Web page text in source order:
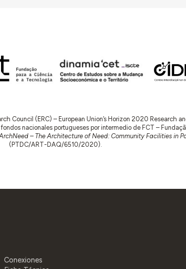
Council (ERC) – European Union’s Horizon 2020 Research
nacionales portugueses por intermedio de FCT –
– The Architecture of Need: Community Facilities in
(PTDC/ART-DAQ/6510/2020).
Conexiones